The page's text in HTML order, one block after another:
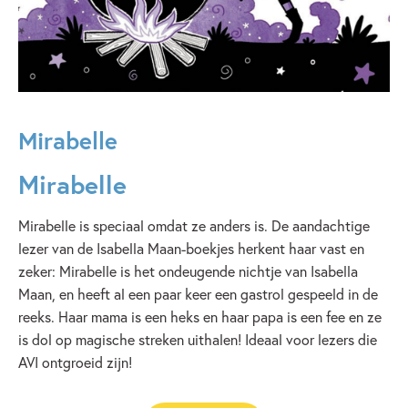
Mirabelle
Mirabelle
Mirabelle is speciaal omdat ze anders is. De aandachtige
lezer van de Isabella Maan-boekjes herkent haar vast en
zeker: Mirabelle is het ondeugende nichtje van Isabella
Maan, en heeft al een paar keer een gastrol gespeeld in de
reeks. Haar mama is een heks en haar papa is een fee en ze
is dol op magische streken uithalen! Ideaal voor lezers die
AVI ontgroeid zijn!